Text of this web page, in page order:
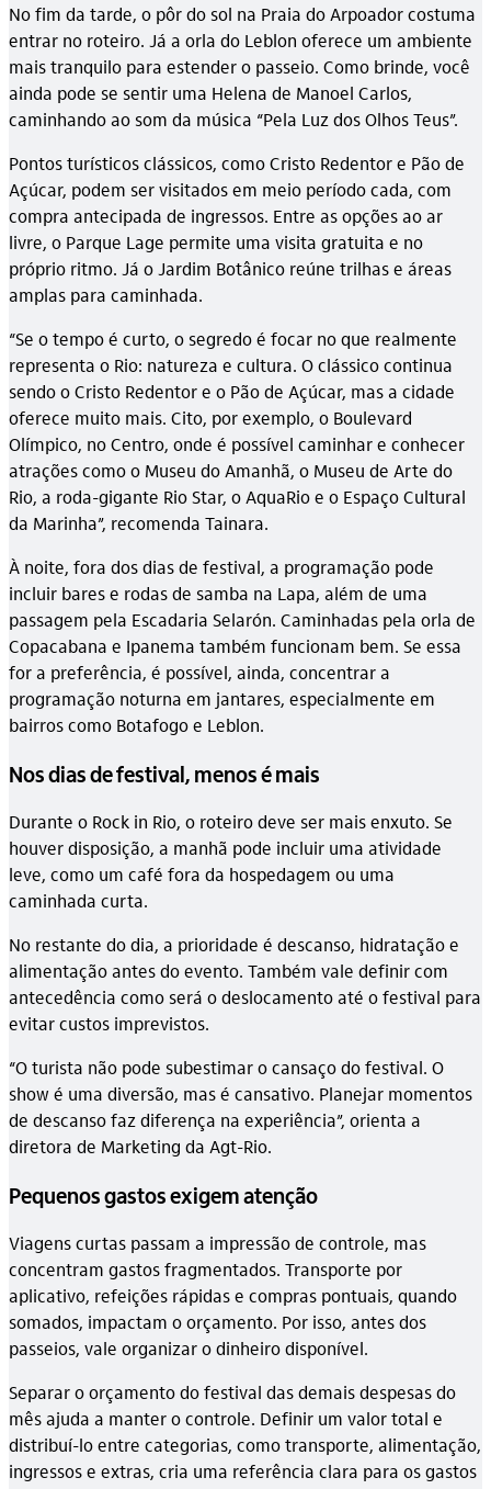
No fim da tarde, o pôr do sol na Praia do Arpoador costuma
entrar no roteiro. Já a orla do Leblon oferece um ambiente
mais tranquilo para estender o passeio. Como brinde, você
ainda pode se sentir uma Helena de Manoel Carlos,
caminhando ao som da música “Pela Luz dos Olhos Teus”.
Pontos turísticos clássicos, como Cristo Redentor e Pão de
Açúcar, podem ser visitados em meio período cada, com
compra antecipada de ingressos. Entre as opções ao ar
livre, o Parque Lage permite uma visita gratuita e no
próprio ritmo. Já o Jardim Botânico reúne trilhas e áreas
amplas para caminhada.
“Se o tempo é curto, o segredo é focar no que realmente
representa o Rio: natureza e cultura. O clássico continua
sendo o Cristo Redentor e o Pão de Açúcar, mas a cidade
oferece muito mais. Cito, por exemplo, o Boulevard
Olímpico, no Centro, onde é possível caminhar e conhecer
atrações como o Museu do Amanhã, o Museu de Arte do
Rio, a roda-gigante Rio Star, o AquaRio e o Espaço Cultural
da Marinha”, recomenda Tainara.
À noite, fora dos dias de festival, a programação pode
incluir bares e rodas de samba na Lapa, além de uma
passagem pela Escadaria Selarón. Caminhadas pela orla de
Copacabana e Ipanema também funcionam bem. Se essa
for a preferência, é possível, ainda, concentrar a
programação noturna em jantares, especialmente em
bairros como Botafogo e Leblon.
Nos dias de festival, menos é mais
Durante o Rock in Rio, o roteiro deve ser mais enxuto. Se
houver disposição, a manhã pode incluir uma atividade
leve, como um café fora da hospedagem ou uma
caminhada curta.
No restante do dia, a prioridade é descanso, hidratação e
alimentação antes do evento. Também vale definir com
antecedência como será o deslocamento até o festival para
evitar custos imprevistos.
“O turista não pode subestimar o cansaço do festival. O
show é uma diversão, mas é cansativo. Planejar momentos
de descanso faz diferença na experiência”, orienta a
diretora de Marketing da Agt-Rio.
Pequenos gastos exigem atenção
Viagens curtas passam a impressão de controle, mas
concentram gastos fragmentados. Transporte por
aplicativo, refeições rápidas e compras pontuais, quando
somados, impactam o orçamento. Por isso, antes dos
passeios, vale organizar o dinheiro disponível.
Separar o orçamento do festival das demais despesas do
mês ajuda a manter o controle. Definir um valor total e
distribuí-lo entre categorias, como transporte, alimentação,
ingressos e extras, cria uma referência clara para os gastos